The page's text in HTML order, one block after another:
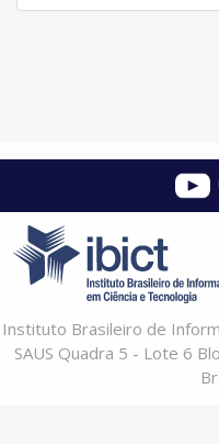
Instituto Brasileiro de
SAUS Quadra 5 - Lote 6